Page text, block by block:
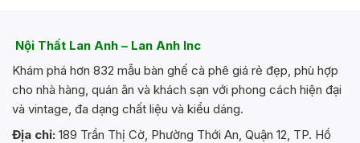
Nội Thất Lan Anh – Lan Anh Inc
Khám phá hơn 832 mẫu bàn ghế cà phê giá rẻ đẹp, phù hợp
cho nhà hàng, quán ăn và khách sạn với phong cách hiện đại
và vintage, đa dạng chất liệu và kiểu dáng.
Địa chỉ: 189 Trần Thị Cờ, Phường Thới An, Quận 12, TP. Hồ